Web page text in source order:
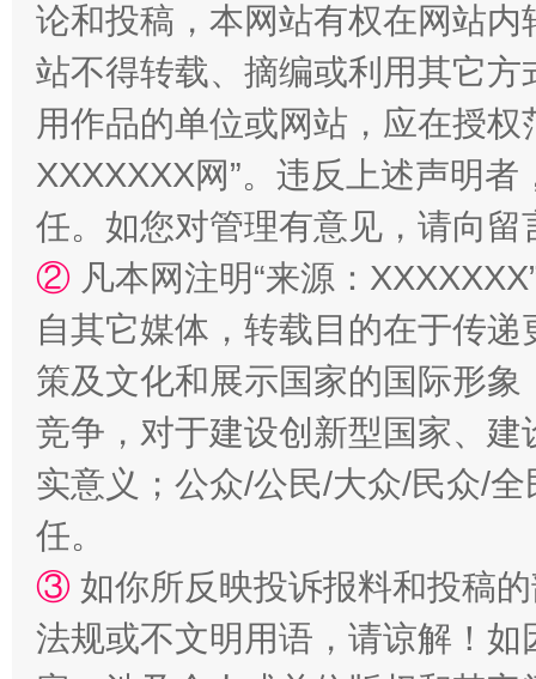
国家大学科技园优化重塑工作
“蜀中异人”王建安的艺术幻境
论和投稿，本网站有权在网站
站不得转载、摘编或利用其它
用作品的单位或网站，应在授
XXXXXXX网”。违反上述声明
任。如您对管理有意见，请向
② 凡本网注明“来源：
自其它媒体，转载目的在于传
策及文化和展示国家的国际形
竞争，对于建设创新型国家、
实意义；公众/公民/大众/民众/
任。
③ 如你所反映投诉报料和投稿
法规或不文明用语，请谅解！